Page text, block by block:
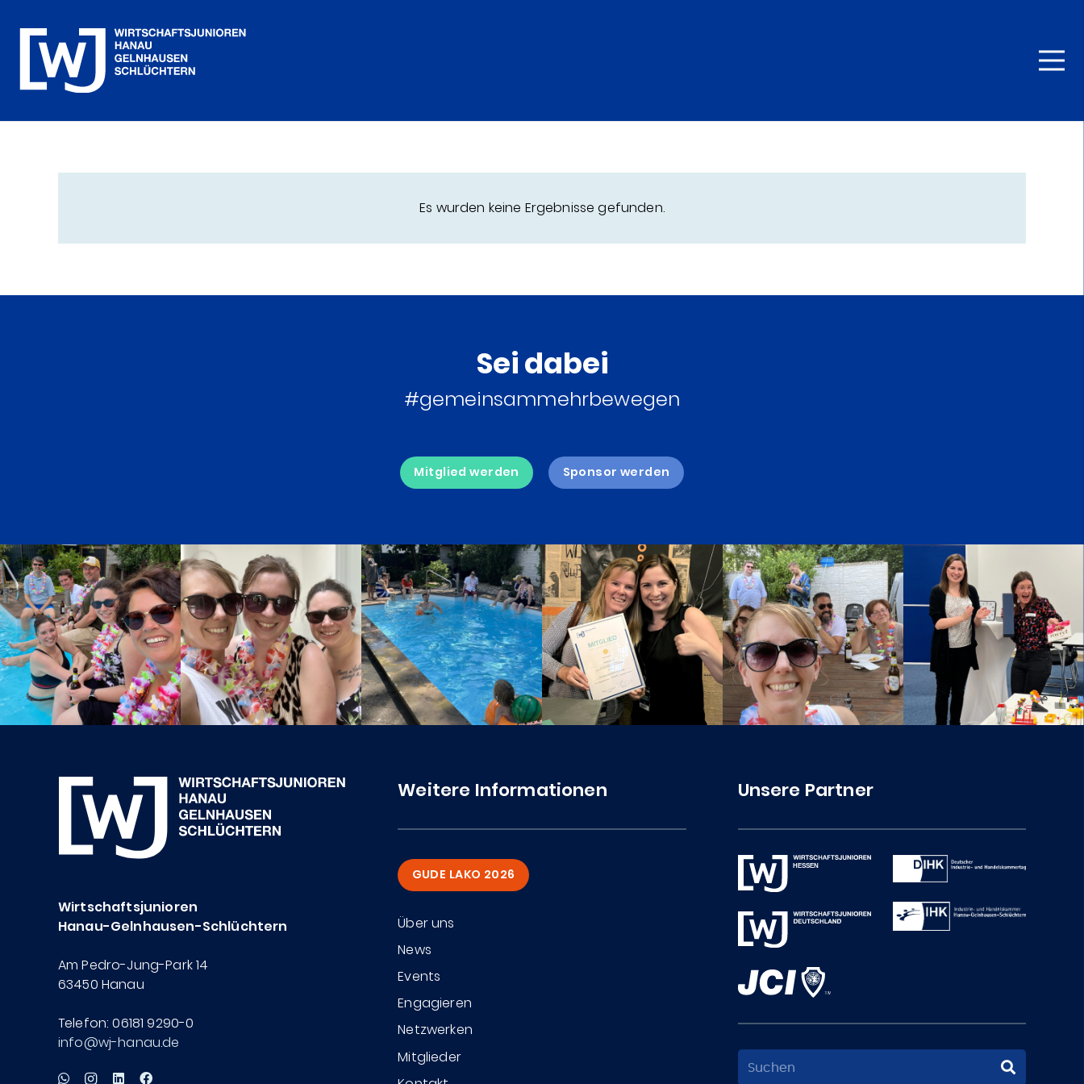
Es wurden keine Ergebnisse gefunden.
Sei dabei
#gemeinsammehrbewegen
Mitglied werden Sponsor werden
Wirtschaftsjunioren
Hanau-Gelnhausen-Schlüchtern
Am Pedro-Jung-Park 14
63450 Hanau
Telefon: 06181 9290-0
info@wj-hanau.de
Weitere Informationen
GUDE LAKO 2026
Über uns
News
Events
Engagieren
Netzwerken
Mitglieder
Unsere Partner